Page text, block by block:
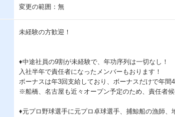
変更の範囲：無
未経験の方歓迎！
♦中途社員の9割が未経験で、年功序列は一切なし！
入社半年で責任者になったメンバーもおります！
ボーナスは年3回支給しており、ボーナスだけで年間
※船橋、名古屋も近々オープン予定のため、責任者
♦元プロ野球選手に元プロ卓球選手、捕鯨船の漁師